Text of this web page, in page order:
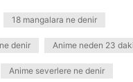
18 mangalara ne denir
denir Anime neden 23
Anime severlere ne denir